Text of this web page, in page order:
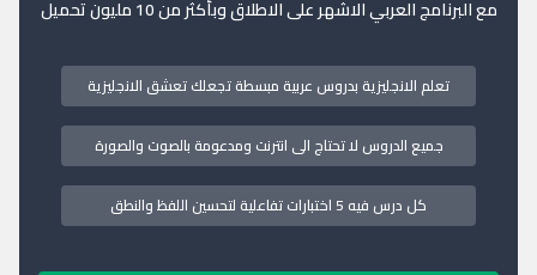
مع البرنامج العربي الاشهر على الاطلاق وبأكثر من 10 مليون تحميل
تعلم الانجليزية بدروس عربية مبسطة تجعلك تعشق الانجليزية
جميع الدروس لا تحتاج الى انترنت ومدعومة بالصوت والصورة
كل درس فيه 5 اختبارات تفاعلية لتحسين اللفظ والنطق